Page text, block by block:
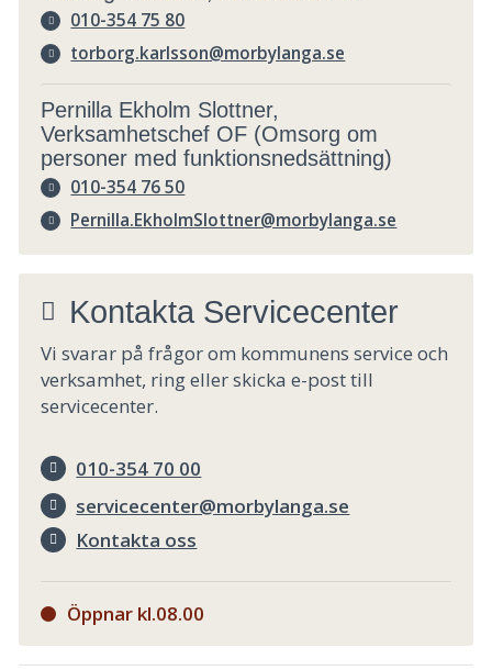
010-354 75 80
torborg.karlsson@morbylanga.se
Pernilla Ekholm Slottner,
Verksamhetschef OF (Omsorg om
personer med funktionsnedsättning)
010-354 76 50
Pernilla.EkholmSlottner@morbylanga.se
Kontakta Servicecenter
Vi svarar på frågor om kommunens service och
verksamhet, ring eller skicka e-post till
servicecenter.
010-354 70 00
servicecenter@morbylanga.se
Kontakta oss
Öppnar kl.08.00